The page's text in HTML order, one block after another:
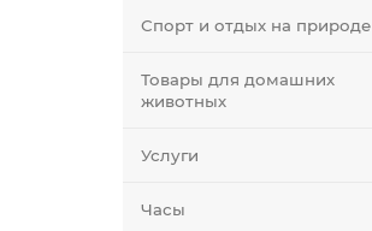
Спорт и отдых на природе
Товары для домашних
животных
Услуги
Часы